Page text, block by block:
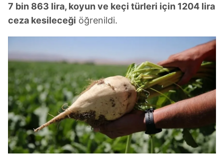
7 bin 863 lira, koyun ve keçi türleri için 1204 lira
ceza kesileceği öğrenildi.